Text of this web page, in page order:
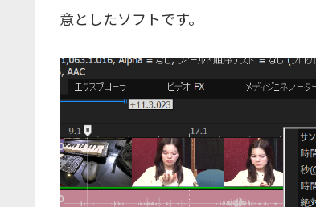
意としたソフトです。